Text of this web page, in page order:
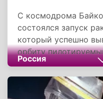
С космодрома
состоялся запуск
который успешно
орбиту
«Союз Т-9». Это
орбитальной
борту корабля
Россия